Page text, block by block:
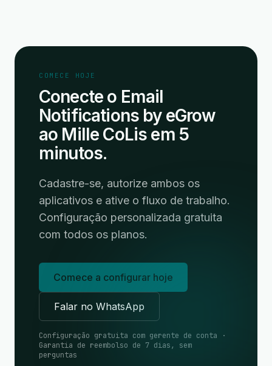
COMECE HOJE
Conecte o Email
Notifications by eGrow
ao Mille CoLis em 5
minutos.
Cadastre-se, autorize ambos os
aplicativos e ative o fluxo de trabalho.
Configuração personalizada gratuita
com todos os planos.
Comece a configurar hoje
Falar no WhatsApp
Configuração gratuita com gerente de conta ·
Garantia de reembolso de 7 dias, sem
perguntas